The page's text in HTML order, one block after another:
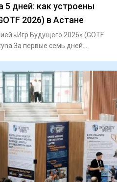
5 дней: как устроены
2026) в Астане
«Игр Будущего 2026» (GOTF
За первые семь дней